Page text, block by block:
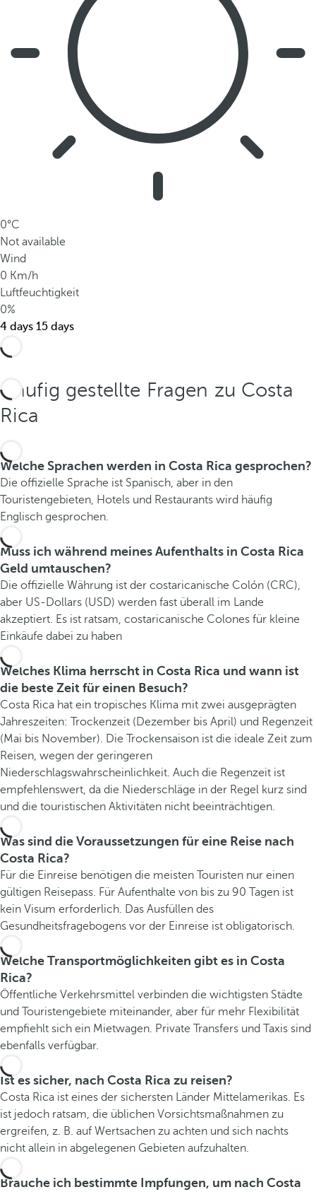
0°C
Not available
Wind
0 Km/h
Luftfeuchtigkeit
0%
4 days 15 days
l
f
n
d
e
n
Häufig gestellte Fragen zu Costa
Rica
Welche Sprachen werden in Costa Rica gesprochen?
Die offizielle Sprache ist Spanisch, aber in den
Touristengebieten, Hotels und Restaurants wird häufig
Englisch gesprochen.
Muss ich während meines Aufenthalts in Costa Rica
Geld umtauschen?
Die offizielle Währung ist der costaricanische Colón (CRC),
aber US-Dollars (USD) werden fast überall im Lande
akzeptiert. Es ist ratsam, costaricanische Colones für kleine
Einkäufe dabei zu haben
Welches Klima herrscht in Costa Rica und wann ist
die beste Zeit für einen Besuch?
Costa Rica hat ein tropisches Klima mit zwei ausgeprägten
Jahreszeiten: Trockenzeit (Dezember bis April) und Regenzeit
(Mai bis November). Die Trockensaison ist die ideale Zeit zum
Reisen, wegen der geringeren
Niederschlagswahrscheinlichkeit. Auch die Regenzeit ist
empfehlenswert, da die Niederschläge in der Regel kurz sind
und die touristischen Aktivitäten nicht beeinträchtigen.
Was sind die Voraussetzungen für eine Reise nach
Costa Rica?
Für die Einreise benötigen die meisten Touristen nur einen
gültigen Reisepass. Für Aufenthalte von bis zu 90 Tagen ist
kein Visum erforderlich. Das Ausfüllen des
Gesundheitsfragebogens vor der Einreise ist obligatorisch.
Welche Transportmöglichkeiten gibt es in Costa
Rica?
Öffentliche Verkehrsmittel verbinden die wichtigsten Städte
und Touristengebiete miteinander, aber für mehr Flexibilität
empfiehlt sich ein Mietwagen. Private Transfers und Taxis sind
ebenfalls verfügbar.
Ist es sicher, nach Costa Rica zu reisen?
Costa Rica ist eines der sichersten Länder Mittelamerikas. Es
ist jedoch ratsam, die üblichen Vorsichtsmaßnahmen zu
ergreifen, z. B. auf Wertsachen zu achten und sich nachts
nicht allein in abgelegenen Gebieten aufzuhalten.
Brauche ich bestimmte Impfungen, um nach Costa